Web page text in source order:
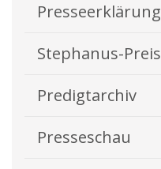
Presseerklärung
Stephanus-Preis
Predigtarchiv
Presseschau